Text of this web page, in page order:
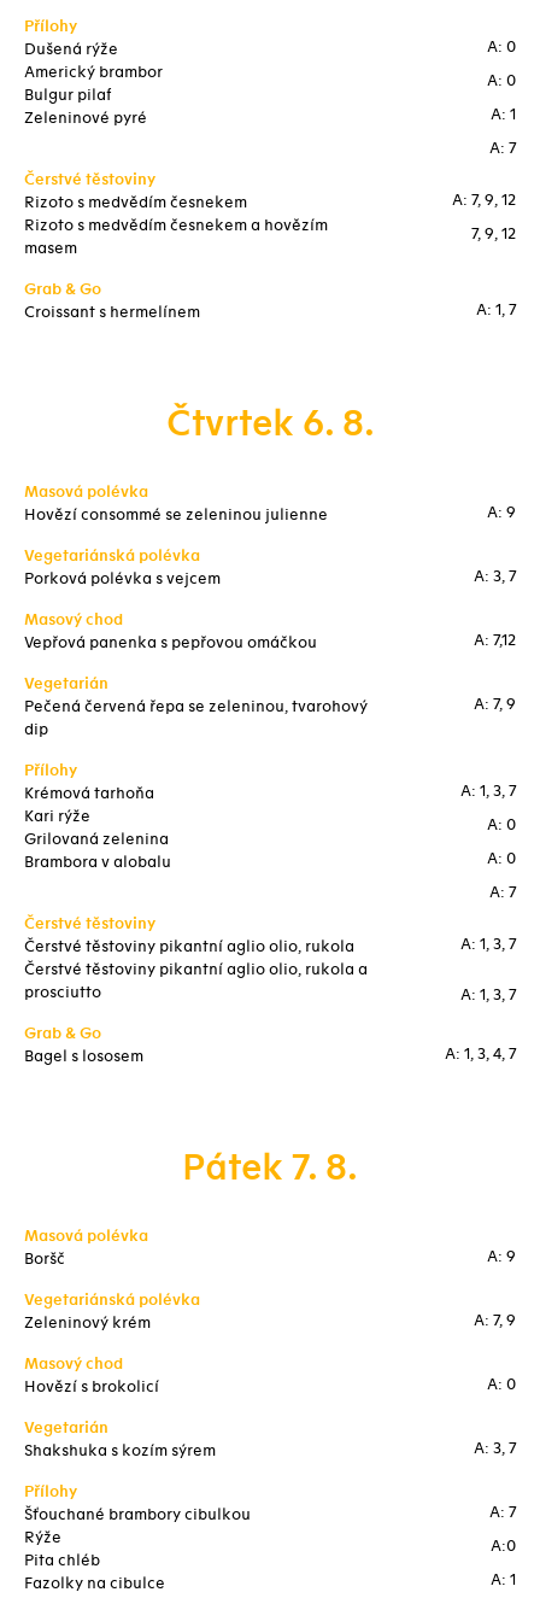
Přílohy
Dušená rýže
Americký brambor
Bulgur pilaf
Zeleninové pyré
A: 0
A: 0
A: 1
A: 7
Čerstvé těstoviny
Rizoto s medvědím česnekem
Rizoto s medvědím česnekem a hovězím
masem
A: 7, 9, 12
7, 9, 12
Grab & Go
Croissant s hermelínem
A: 1, 7
Čtvrtek 6. 8.
Masová polévka
Hovězí consommé se zeleninou julienne
A: 9
Vegetariánská polévka
Porková polévka s vejcem
A: 3, 7
Masový chod
Vepřová panenka s pepřovou omáčkou
A: 7,12
Vegetarián
Pečená červená řepa se zeleninou, tvarohový
dip
A: 7, 9
Přílohy
Krémová tarhoňa
Kari rýže
Grilovaná zelenina
Brambora v alobalu
A: 1, 3, 7
A: 0
A: 0
A: 7
Čerstvé těstoviny
Čerstvé těstoviny pikantní aglio olio, rukola
Čerstvé těstoviny pikantní aglio olio, rukola a
prosciutto
A: 1, 3, 7
A: 1, 3, 7
Grab & Go
Bagel s lososem
A: 1, 3, 4, 7
Pátek 7. 8.
Masová polévka
Boršč
A: 9
Vegetariánská polévka
Zeleninový krém
A: 7, 9
Masový chod
Hovězí s brokolicí
A: 0
Vegetarián
Shakshuka s kozím sýrem
A: 3, 7
Přílohy
Šťouchané brambory cibulkou
Rýže
Pita chléb
Fazolky na cibulce
A: 7
A:0
A: 1